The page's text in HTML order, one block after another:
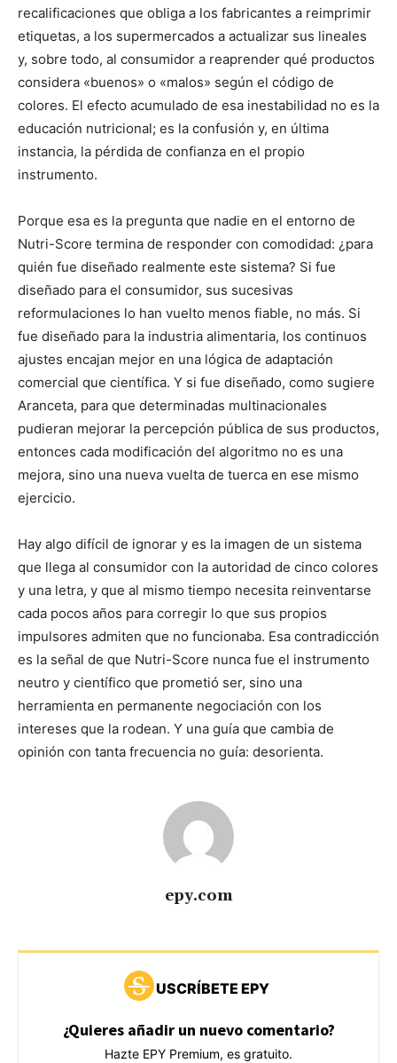
recalificaciones que obliga a los fabricantes a reimprimir
etiquetas, a los supermercados a actualizar sus lineales
y, sobre todo, al consumidor a reaprender qué productos
considera «buenos» o «malos» según el código de
colores. El efecto acumulado de esa inestabilidad no es la
educación nutricional; es la confusión y, en última
instancia, la pérdida de confianza en el propio
instrumento.
Porque esa es la pregunta que nadie en el entorno de
Nutri-Score termina de responder con comodidad: ¿para
quién fue diseñado realmente este sistema? Si fue
diseñado para el consumidor, sus sucesivas
reformulaciones lo han vuelto menos fiable, no más. Si
fue diseñado para la industria alimentaria, los continuos
ajustes encajan mejor en una lógica de adaptación
comercial que científica. Y si fue diseñado, como sugiere
Aranceta, para que determinadas multinacionales
pudieran mejorar la percepción pública de sus productos,
entonces cada modificación del algoritmo no es una
mejora, sino una nueva vuelta de tuerca en ese mismo
ejercicio.
Hay algo difícil de ignorar y es la imagen de un sistema
que llega al consumidor con la autoridad de cinco colores
y una letra, y que al mismo tiempo necesita reinventarse
cada pocos años para corregir lo que sus propios
impulsores admiten que no funcionaba. Esa contradicción
es la señal de que Nutri-Score nunca fue el instrumento
neutro y científico que prometió ser, sino una
herramienta en permanente negociación con los
intereses que la rodean. Y una guía que cambia de
opinión con tanta frecuencia no guía: desorienta.
epy.com
USCRÍBETE EPY
¿Quieres añadir un nuevo comentario?
Hazte EPY Premium, es gratuito.